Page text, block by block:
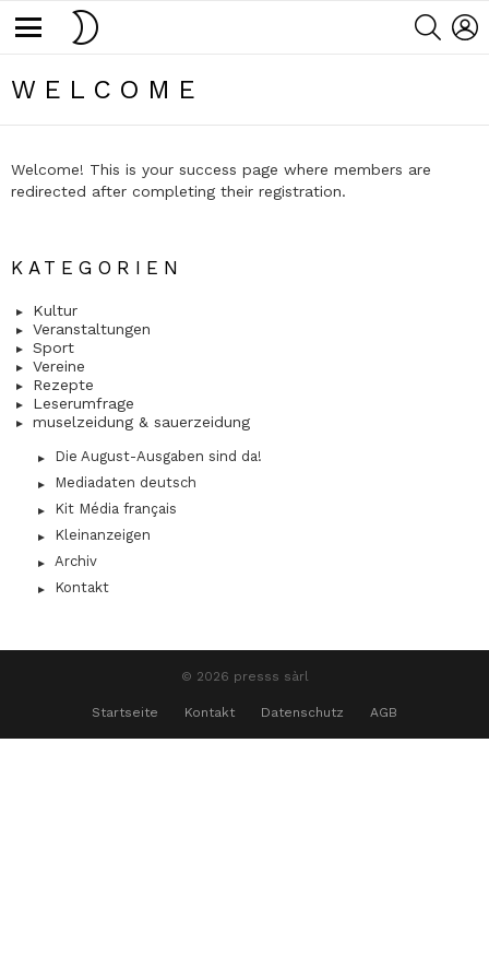
WELCOME
Welcome! This is your success page where members are
redirected after completing their registration.
KATEGORIEN
Kultur
Veranstaltungen
Sport
Vereine
Rezepte
Leserumfrage
muselzeidung & sauerzeidung
Die August-Ausgaben sind da!
Mediadaten deutsch
Kit Média français
Kleinanzeigen
Archiv
Kontakt
© 2026 presss sàrl
Startseite Kontakt Datenschutz AGB